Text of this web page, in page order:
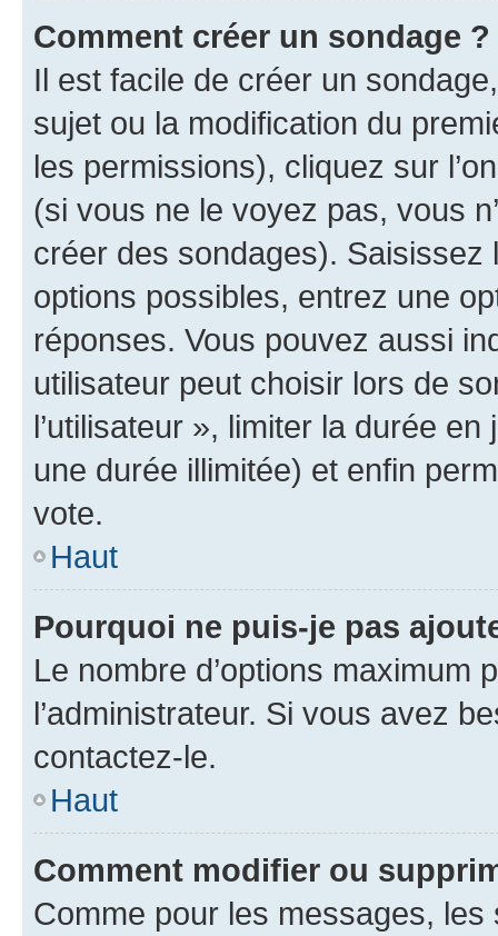
Comment créer un sondage ?
Il est facile de créer un
sujet ou la modification du
les permissions), cliquez sur
(si vous ne le voyez pas, vous
créer des sondages).
options possibles, entrez une
réponses. Vous pouvez aussi
utilisateur peut choisir lors de
l’utilisateur », limiter la durée
une durée illimitée) et enfin
vote.
Haut
Pourquoi ne puis-je pas
Le nombre d’options maximum
l’administrateur. Si vous avez
contactez-le.
Haut
Comment modifier ou
Comme pour les messages,